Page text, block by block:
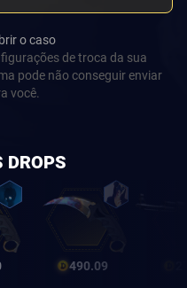
o caso
de troca da sua
pode não conseguir enviar
você.
DROPS
490.09